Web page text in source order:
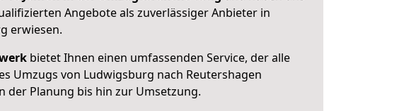
Angebote als zuverlässiger Anbieter in
erwiesen.
bietet Ihnen einen umfassenden Service, der alle
Umzugs von Ludwigsburg nach Reutershagen
der Planung bis hin zur Umsetzung.